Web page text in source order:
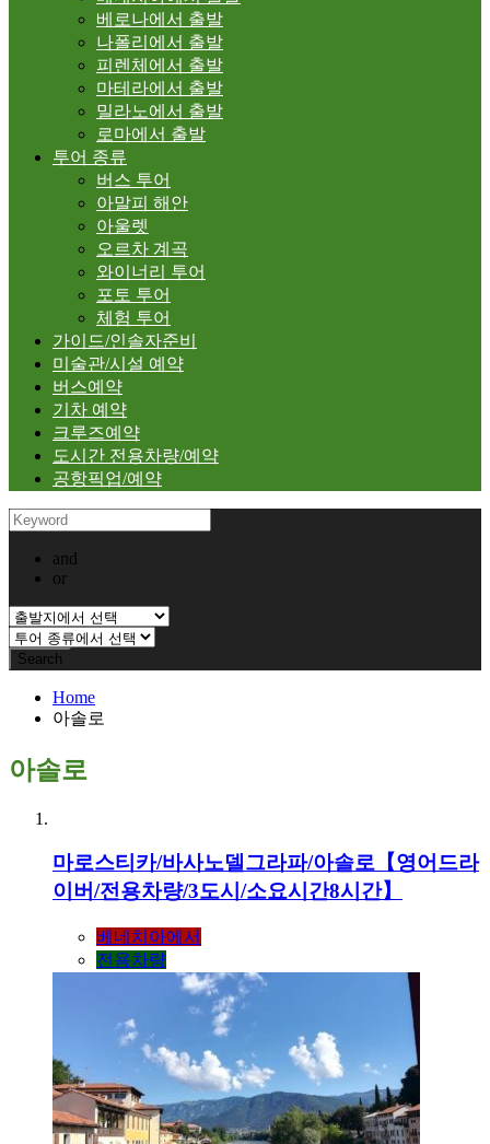
베로나에서 출발
나폴리에서 출발
피렌체에서 출발
마테라에서 출발
밀라노에서 출발
로마에서 출발
투어 종류
버스 투어
아말피 해안
아울렛
오르차 계곡
와이너리 투어
포토 투어
체험 투어
가이드/인솔자준비
미술관/시설 예약
버스예약
기차 예약
크루즈예약
도시간 전용차량/예약
공항픽업/예약
and
or
Home
아솔로
아솔로
마로스티카/바사노델그라파/아솔로【영어드라
이버/전용차량/3도시/소요시간8시간】
베네치아에서
전용차량